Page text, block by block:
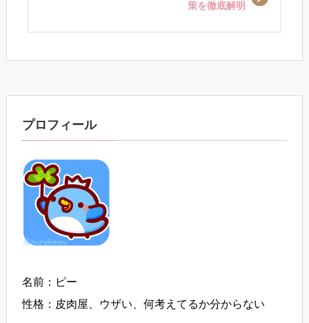
策を徹底解明
プロフィール
名前：ピー
性格：皮肉屋、ウザい、何考えてるか分からない